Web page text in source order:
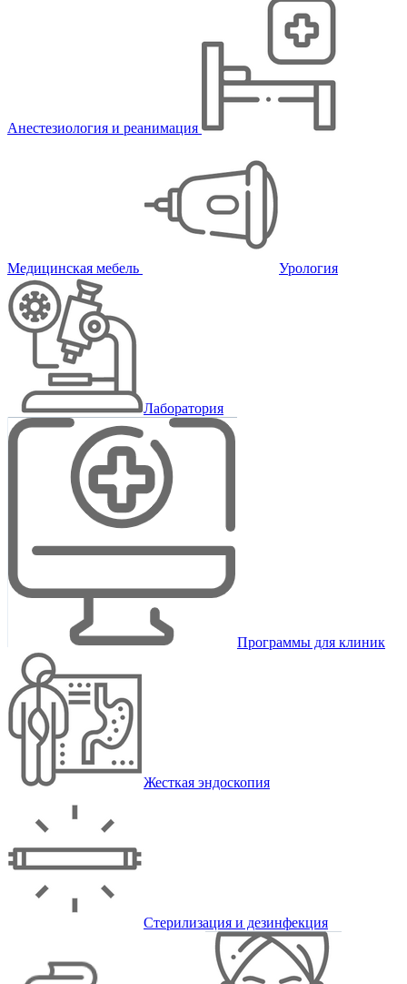
Анестезиология и реанимация
Медицинская мебель Урология
Лаборатория
Программы для клиник
Жесткая эндоскопия
Стерилизация и дезинфекция